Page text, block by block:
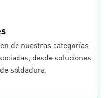
de nuestras categorías
desde soluciones
soldadura.